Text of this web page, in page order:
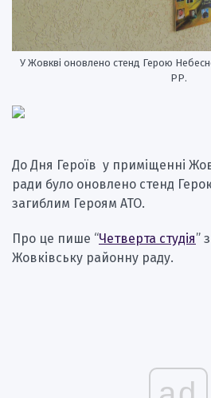
У Жовкві оновлено стенд Герою
РР.
До Дня Героїв у приміщенні
ради було оновлено стенд
загиблим Героям АТО.
Про це пише “Четверта студія”
Жовківську районну раду.